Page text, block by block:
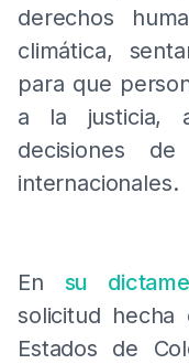
derechos
climática,
para que
a la justicia,
decisiones
internacionales.
En su
solicitud
Estados de